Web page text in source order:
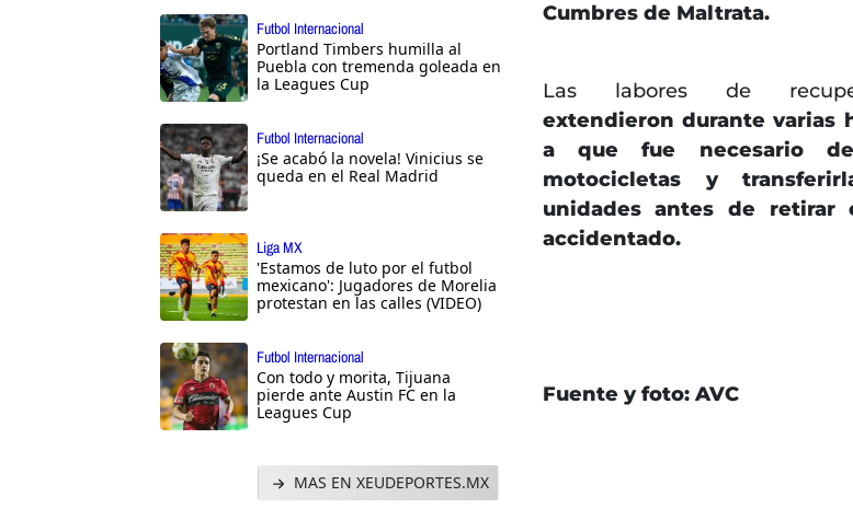
Futbol Internacional
Portland Timbers humilla al
Puebla con tremenda goleada en
la Leagues Cup
Futbol Internacional
¡Se acabó la novela! Vinicius se
queda en el Real Madrid
Liga MX
'Estamos de luto por el futbol
mexicano': Jugadores de Morelia
protestan en las calles (VIDEO)
Futbol Internacional
Con todo y morita, Tijuana
pierde ante Austin FC en la
Leagues Cup
MAS EN XEUDEPORTES.MX
Cumbres de Maltrata.
Las labores de
extendieron durante varias
a que fue necesario
motocicletas y
unidades antes de retirar
accidentado.
Fuente y foto: AVC